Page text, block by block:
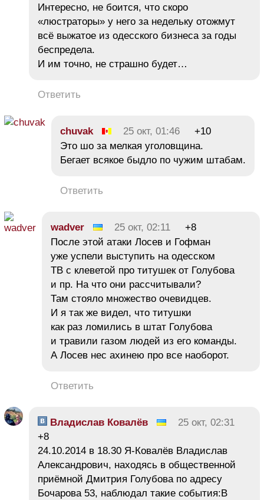
Интересно, не боится, что скоро
«люстраторы» у него за недельку отожмут
всё выжатое из одесского бизнеса за годы
беспредела.
И им точно, не страшно будет…
Ответить
chuvak 25 окт, 01:46
+10
Это шо за мелкая уголовщина.
Бегает всякое быдло по чужим штабам.
Ответить
wadver 25 окт, 02:11
+8
После этой атаки Лосев и Гофман
уже успели выступить на одесском
ТВ с клеветой про титушек от Голубова
и пр. На что они рассчитывали?
Там стояло множество очевидцев.
И я так же видел, что титушки
как раз ломились в штат Голубова
и травили газом людей из его команды.
А Лосев нес ахинею про все наоборот.
Ответить
Владислав Ковалёв
25 окт, 02:31
+8
24.10.2014 в 18.30 Я-Ковалёв Владислав
Александрович, находясь в общественной
приёмной Дмитрия Голубова по адресу
Бочарова 53, наблюдал такие события:В